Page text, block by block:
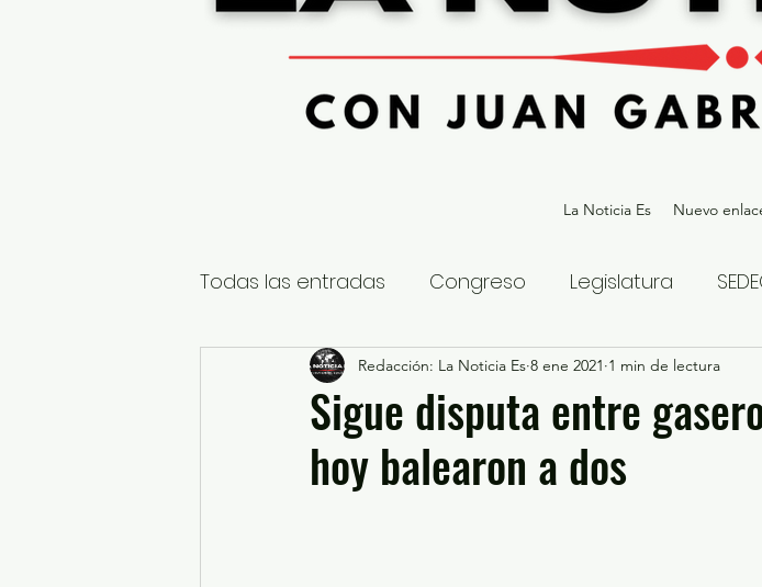
La Noticia Es Nuevo
Todas las entradas Congreso Legislatura
Nacional Estatal Gubernatura
Educación y Cultura Seguridad y Justicia
Sigue disputa entre
hoy balearon a dos
Redacción: La Noticia Es 8 ene 2021 1 min de lectura